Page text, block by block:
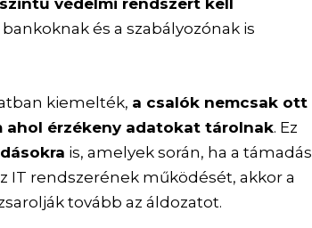
és a szabályozónak is
kiemelték, a csalók nemcsak ott
ahol érzékeny adatokat tárolnak. Ez
is, amelyek során, ha a támadás
IT rendszerének működését, akkor a
tovább az áldozatot.